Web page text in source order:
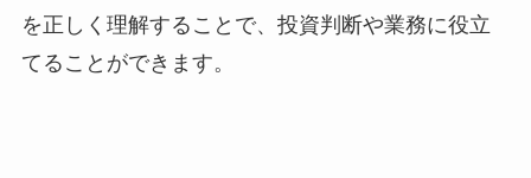
を正しく理解することで、投資判断や業務に役立
てることができます。